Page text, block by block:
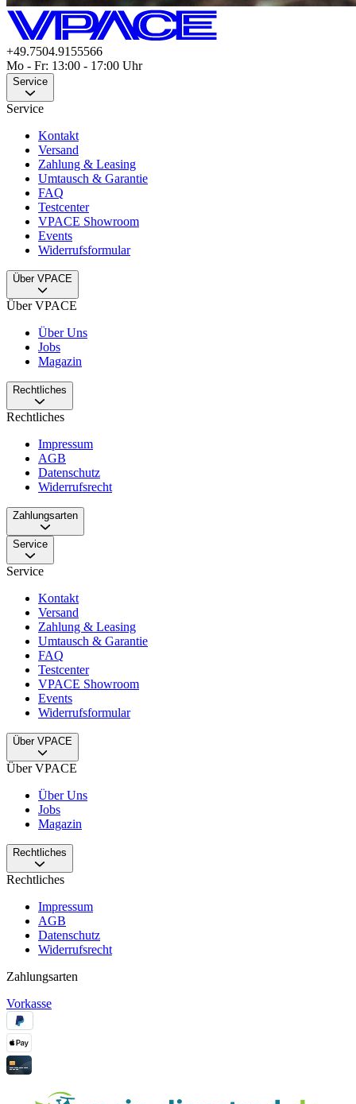
+49.7504.9155566
Mo - Fr: 13:00 - 17:00 Uhr
Service
Service
Kontakt
Versand
Zahlung & Leasing
Umtausch & Garantie
FAQ
Testcenter
VPACE Showroom
Events
Widerrufsformular
Über VPACE
Über VPACE
Über Uns
Jobs
Magazin
Rechtliches
Rechtliches
Impressum
AGB
Datenschutz
Widerrufsrecht
Zahlungsarten
Service
Service
Kontakt
Versand
Zahlung & Leasing
Umtausch & Garantie
FAQ
Testcenter
VPACE Showroom
Events
Widerrufsformular
Über VPACE
Über VPACE
Über Uns
Jobs
Magazin
Rechtliches
Rechtliches
Impressum
AGB
Datenschutz
Widerrufsrecht
Zahlungsarten
Vorkasse